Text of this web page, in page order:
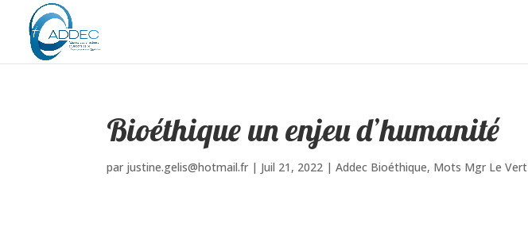
Bioéthique un enjeu d’humanité
par justine.gelis@hotmail.fr | Juil 21, 2022 |Addec Bioéthique, Mots Mgr Le Vert